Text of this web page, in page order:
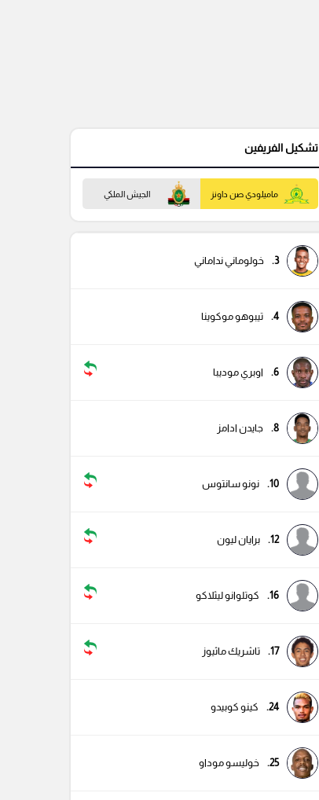
تشكيل الفريفين
ماميلودي صن داونز الجيش الملكي
3. خولوماني نداماني
4. تيبوهو موكوينا
6. اوبري موديبا
8. جايدن ادامز
10. نونو سانتوس
12. برايان ليون
16. كوتلوانو ليثلاكو
17. تاشريك ماثيوز
24. كينو كوبيدو
25. خوليسو موداو